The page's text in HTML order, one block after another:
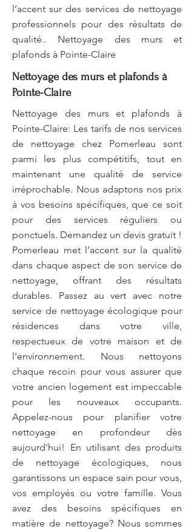
l’accent sur des services de nettoyage
professionnels pour des résultats de
qualité.. Nettoyage des murs et
plafonds à Pointe-Claire
Nettoyage des murs et plafonds à
Pointe-Claire
Nettoyage des murs et plafonds à
Pointe-Claire: Les tarifs de nos services
de nettoyage chez Pomerleau sont
parmi les plus compétitifs, tout en
maintenant une qualité de service
irréprochable. Nous adaptons nos prix
à vos besoins spécifiques, que ce soit
pour des services réguliers ou
ponctuels. Demandez un devis gratuit !
Pomerleau met l’accent sur la qualité
dans chaque aspect de son service de
nettoyage, offrant des résultats
durables. Passez au vert avec notre
service de nettoyage écologique pour
résidences dans votre ville,
respectueux de votre maison et de
l’environnement. Nous nettoyons
chaque recoin pour vous assurer que
votre ancien logement est impeccable
pour les nouveaux occupants.
Appelez-nous pour planifier votre
nettoyage en profondeur dès
aujourd'hui! En utilisant des produits
de nettoyage écologiques, nous
garantissons un espace sain pour vous,
vos employés ou votre famille. Vous
avez des besoins spécifiques en
matière de nettoyage? Nous sommes